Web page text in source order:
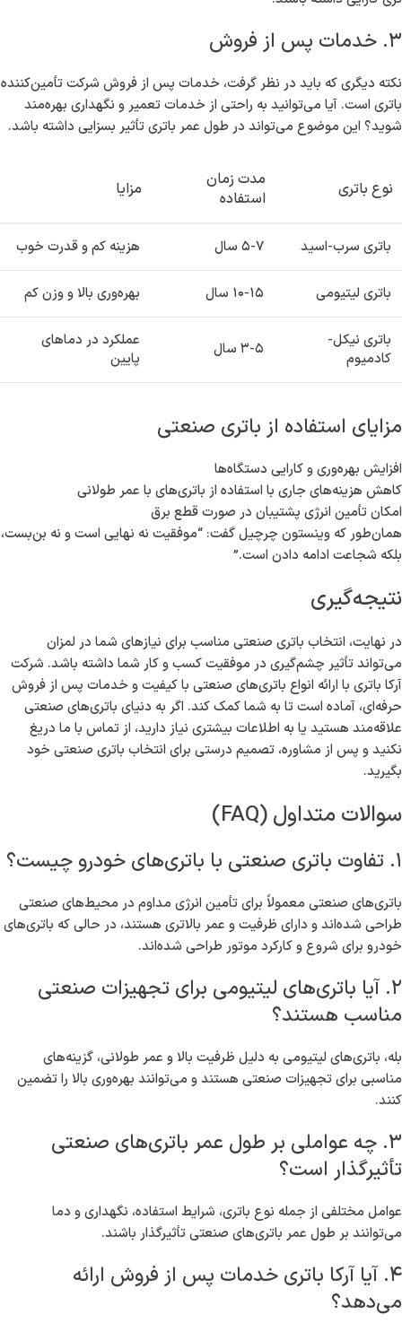
۳. خدمات پس از فروش
نکته دیگری که باید در نظر گرفت، خدمات پس از فروش شرکت تأمین‌کننده
باتری است. آیا می‌توانید به راحتی از خدمات تعمیر و نگهداری بهره‌مند
شوید؟ این موضوع می‌تواند در طول عمر باتری تأثیر بسزایی داشته باشد.
نوع باتری
مدت زمان
استفاده
مزایا
باتری سرب-اسید ۵-۷ سال هزینه کم و قدرت خوب
باتری لیتیومی ۱۰-۱۵ سال بهره‌وری بالا و وزن کم
باتری نیكل-
کادمیوم
۳-۵ سال
عملکرد در دماهای
پایین
مزایای استفاده از باتری صنعتی
افزایش بهره‌وری و کارایی دستگاه‌ها
کاهش هزینه‌های جاری با استفاده از باتری‌های با عمر طولانی
امکان تأمین انرژی پشتیبان در صورت قطع برق
همان‌طور که وینستون چرچیل گفت: “موفقیت نه نهایی است و نه بن‌بست،
بلکه شجاعت ادامه دادن است.”
نتیجه‌گیری
در نهایت، انتخاب باتری صنعتی مناسب برای نیازهای شما در لمزان
می‌تواند تأثیر چشم‌گیری در موفقیت کسب و کار شما داشته باشد. شرکت
آرکا باتری با ارائه انواع باتری‌های صنعتی با کیفیت و خدمات پس از فروش
حرفه‌ای، آماده است تا به شما کمک کند. اگر به دنیای باتری‌های صنعتی
علاقه‌مند هستید یا به اطلاعات بیشتری نیاز دارید، از تماس با ما دریغ
نکنید و پس از مشاوره، تصمیم درستی برای انتخاب باتری صنعتی خود
بگیرید.
سوالات متداول (FAQ)
۱. تفاوت باتری صنعتی با باتری‌های خودرو چیست؟
باتری‌های صنعتی معمولاً برای تأمین انرژی مداوم در محیط‌های صنعتی
طراحی شده‌اند و دارای ظرفیت و عمر بالاتری هستند، در حالی که باتری‌های
خودرو برای شروع و کارکرد موتور طراحی شده‌اند.
۲. آیا باتری‌های لیتیومی برای تجهیزات صنعتی
مناسب هستند؟
بله، باتری‌های لیتیومی به دلیل ظرفیت بالا و عمر طولانی، گزینه‌های
مناسبی برای تجهیزات صنعتی هستند و می‌توانند بهره‌وری بالا را تضمین
کنند.
۳. چه عواملی بر طول عمر باتری‌های صنعتی
تأثیرگذار است؟
عوامل مختلفی از جمله نوع باتری، شرایط استفاده، نگهداری و دما
می‌توانند بر طول عمر باتری‌های صنعتی تأثیرگذار باشند.
۴. آیا آرکا باتری خدمات پس از فروش ارائه
می‌دهد؟